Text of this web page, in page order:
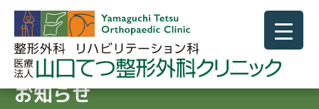
News
お知らせ